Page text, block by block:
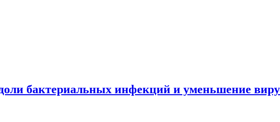
бактериальных инфекций и уменьшение